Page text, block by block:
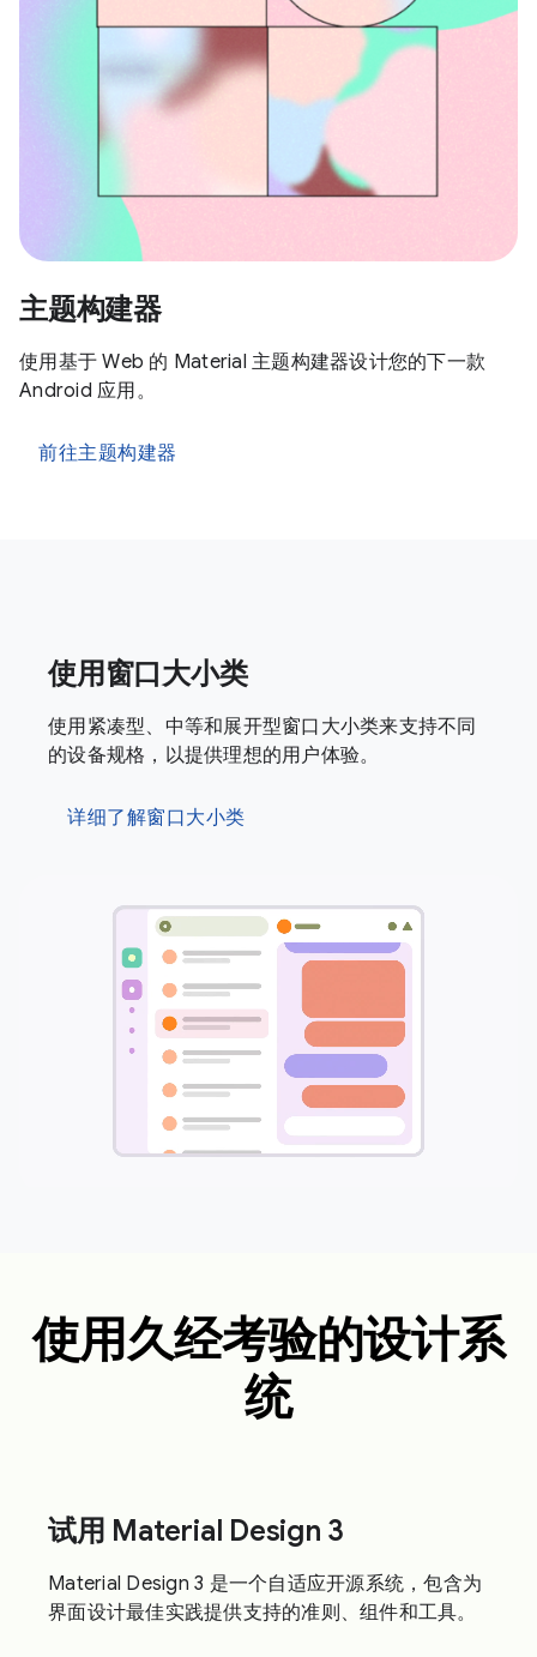
主题构建器
使用基于 Web 的 Material 主题构建器设计您的下一款
Android 应用。
前往主题构建器
使用窗口大小类
使用紧凑型、中等和展开型窗口大小类来支持不同
的设备规格，以提供理想的用户体验。
详细了解窗口大小类
使用久经考验的设计系
统
试用 Material Design 3
Material Design 3 是一个自适应开源系统，包含为
界面设计最佳实践提供支持的准则、组件和工具。